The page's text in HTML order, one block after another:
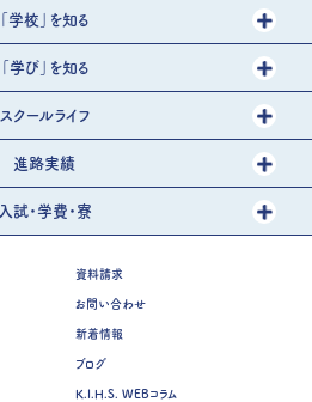
「学校」を知る
「学び」を知る
スクールライフ
進路実績
入試・学費・寮
資料請求
お問い合わせ
新着情報
ブログ
K.I.H.S. WEBコラム